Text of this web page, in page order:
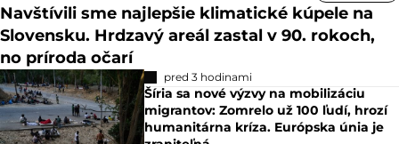
Navštívili sme najlepšie klimatické kúpele na
Slovensku. Hrdzavý areál zastal v 90. rokoch,
no príroda očarí
pred 3 hodinami
Šíria sa nové výzvy na mobilizáciu
migrantov: Zomrelo už 100 ľudí, hrozí
humanitárna kríza. Európska únia je